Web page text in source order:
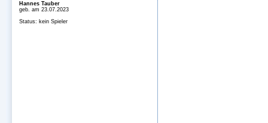
Hannes Tauber
geb. am 23.07.2023
Status: kein Spieler